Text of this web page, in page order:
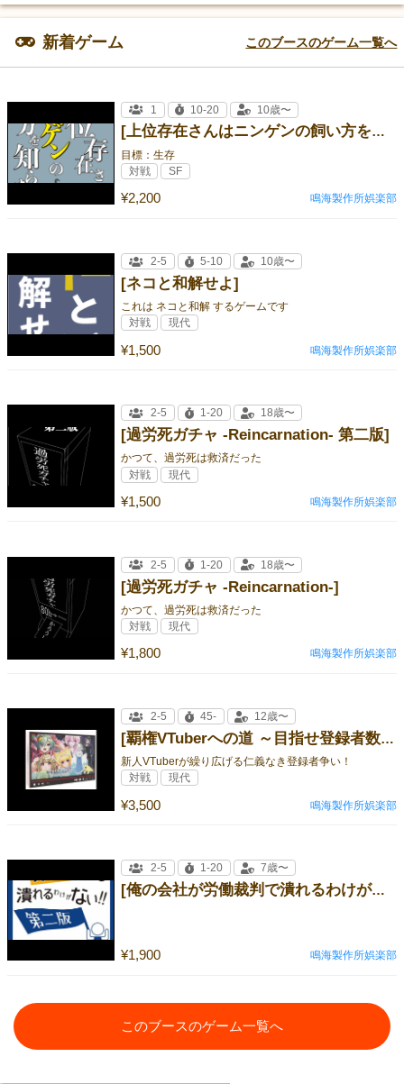
新着ゲーム このブースのゲーム一覧へ
[上位存在さんはニンゲンの飼い方を知らない。]
目標：生存
¥2,200
1 10-20 10歳〜
対戦 SF
鳴海製作所娯楽部
[ネコと和解せよ]
これは ネコと和解 するゲームです
¥1,500
2-5 5-10 10歳〜
対戦 現代
鳴海製作所娯楽部
[過労死ガチャ -Reincarnation- 第二版]
かつて、過労死は救済だった
¥1,500
2-5 1-20 18歳〜
対戦 現代
鳴海製作所娯楽部
[過労死ガチャ -Reincarnation-]
かつて、過労死は救済だった
¥1,800
2-5 1-20 18歳〜
対戦 現代
鳴海製作所娯楽部
[覇権VTuberへの道 ～目指せ登録者数100万人！～]
新人VTuberが繰り広げる仁義なき登録者争い！
¥3,500
2-5 45- 12歳〜
対戦 現代
鳴海製作所娯楽部
[俺の会社が労働裁判で潰れるわけがない！！第二版]
¥1,900
2-5 1-20 7歳〜
鳴海製作所娯楽部
このブースのゲーム一覧へ